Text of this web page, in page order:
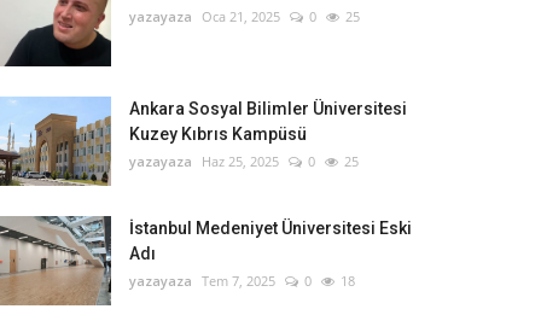
yazayaza Oca 21, 2025 0 25
Ankara Sosyal Bilimler Üniversitesi
Kuzey Kıbrıs Kampüsü
yazayaza Haz 25, 2025 0 25
İstanbul Medeniyet Üniversitesi Eski
Adı
yazayaza Tem 7, 2025 0 18